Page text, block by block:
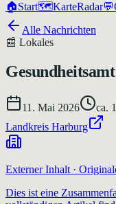
🏠Start🗺️KarteRadar💬
Alle Nachrichten
📰 Lokales
11. Mai 2026 ca. 1
Landkreis Harburg
Externer Inhalt ·
Dies ist eine